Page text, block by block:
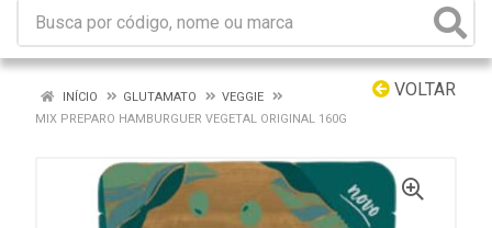
VOLTAR
INÍCIO GLUTAMATO
VEGGIE
MIX PREPARO HAMBURGUER VEGETAL ORIGINAL 160G